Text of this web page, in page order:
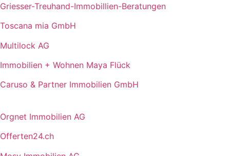
Griesser-Treuhand-Immobillien-Beratungen
Toscana mia GmbH
Multilock AG
Immobilien + Wohnen Maya Flück
Caruso & Partner Immobilien GmbH
Orgnet Immobilien AG
Offerten24.ch